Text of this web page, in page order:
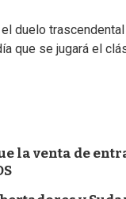
duelo
que se jugará el
la venta de